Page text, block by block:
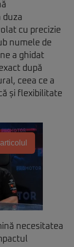
duza
cu precizie
numele de
a ghidat
după
ceea ce a
și flexibilitate
necesitatea